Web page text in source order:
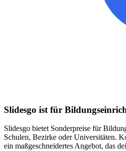
Slidesgo ist für
Slidesgo bietet Sonderpreise für
Schulen, Bezirke oder Universitäten.
ein maßgeschneidertes Angebot, das